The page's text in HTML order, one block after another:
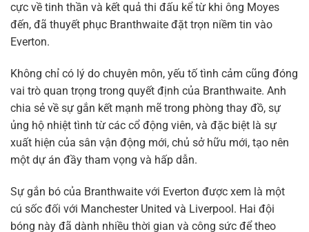
cực về tinh thần và kết quả thi đấu kể từ khi ông Moyes
đến, đã thuyết phục Branthwaite đặt trọn niềm tin vào
Everton.
Không chỉ có lý do chuyên môn, yếu tố tình cảm cũng đóng
vai trò quan trọng trong quyết định của Branthwaite. Anh
chia sẻ về sự gắn kết mạnh mẽ trong phòng thay đồ, sự
ủng hộ nhiệt tình từ các cổ động viên, và đặc biệt là sự
xuất hiện của sân vận động mới, chủ sở hữu mới, tạo nên
một dự án đầy tham vọng và hấp dẫn.
Sự gắn bó của Branthwaite với Everton được xem là một
cú sốc đối với Manchester United và Liverpool. Hai đội
bóng này đã dành nhiều thời gian và công sức để theo